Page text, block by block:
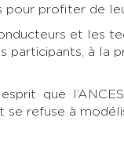
pour profiter de
et les
participants, à la
que
se refuse à